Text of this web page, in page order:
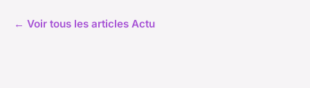
← Voir tous les articles Actu